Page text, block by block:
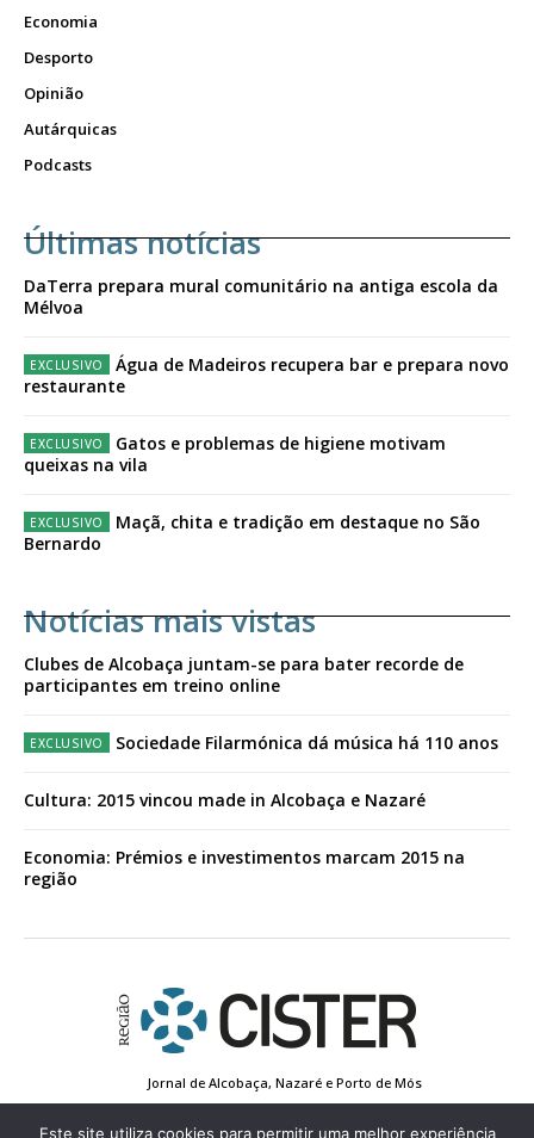
Economia
Desporto
Opinião
Autárquicas
Podcasts
Últimas notícias
DaTerra prepara mural comunitário na antiga escola da
Mélvoa
Água de Madeiros recupera bar e prepara novo
restaurante
Gatos e problemas de higiene motivam
queixas na vila
Maçã, chita e tradição em destaque no São
Bernardo
Notícias mais vistas
Clubes de Alcobaça juntam-se para bater recorde de
participantes em treino online
Sociedade Filarmónica dá música há 110 anos
Cultura: 2015 vincou made in Alcobaça e Nazaré
Economia: Prémios e investimentos marcam 2015 na
região
Jornal de Alcobaça, Nazaré e Porto de Mós
Conta de Registo
Edição Impressa
Este site utiliza cookies para permitir uma melhor experiência